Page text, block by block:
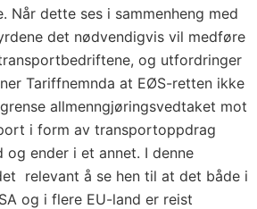
Når dette ses i sammenheng med
det nødvendigvis vil medføre
og utfordringer
Tariffnemnda at EØS-retten ikke
allmenngjøringsvedtaket mot
i form av transportoppdrag
ender i et annet. I denne
relevant å se hen til at det både i
og i flere EU-land er reist